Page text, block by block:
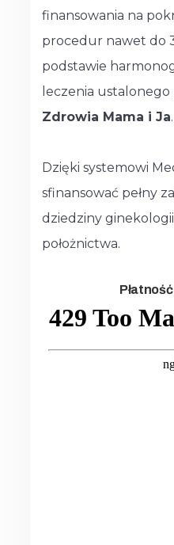
finansowania na
procedur nawet do
podstawie
leczenia ustalonego
Zdrowia Mama i Ja.
Dzięki systemowi
sfinansować pełny
dziedziny
położnictwa.